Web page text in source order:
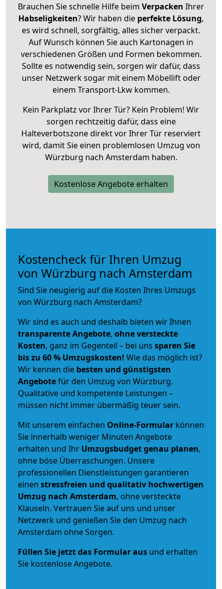
Brauchen Sie schnelle Hilfe beim Verpacken Ihrer
Habseligkeiten? Wir haben die perfekte Lösung,
es wird schnell, sorgfältig, alles sicher verpackt.
Auf Wunsch können Sie auch Kartonagen in
verschiedenen Größen und Formen bekommen.
Sollte es notwendig sein, sorgen wir dafür, dass
unser Netzwerk sogar mit einem Möbellift oder
einem Transport-Lkw kommen.
Kein Parkplatz vor Ihrer Tür? Kein Problem! Wir
sorgen rechtzeitig dafür, dass eine
Halteverbotszone direkt vor Ihrer Tür reserviert
wird, damit Sie einen problemlosen Umzug von
Würzburg nach Amsterdam haben.
Kostenlose Angebote erhalten
Kostencheck für Ihren Umzug
von Würzburg nach Amsterdam
Sind Sie neugierig auf die Kosten Ihres Umzugs
von Würzburg nach Amsterdam?
Wir sind es auch und deshalb bieten wir Ihnen
transparente Angebote, ohne versteckte
Kosten, ganz im Gegenteil – bei uns sparen Sie
bis zu 60 % Umzugskosten! Wie das möglich ist?
Wir kennen die besten und günstigsten
Angebotefür den Umzug von Würzburg.
Qualitative und kompetente Leistungen –
müssen nicht immer übermäßig teuer sein.
Mit unserem einfachen Online-Formular können
Sie innerhalb weniger Minuten Angebote
erhalten und Ihr Umzugsbudgetgenau planen,
ohne böse Überraschungen. Unsere
professionellen Dienstleistungen garantieren
einen stressfreien und qualitativ hochwertigen
Umzug nach Amsterdam, ohne versteckte
Klauseln. Vertrauen Sie auf uns und unser
Netzwerk und genießen Sie den Umzug nach
Amsterdam ohne Sorgen.
Füllen Sie jetzt das Formular aus und erhalten
Sie kostenlose Angebote.